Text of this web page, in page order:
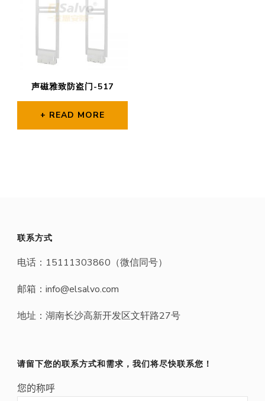
声磁雅致防盗门-517
READ MORE
联系方式
电话：15111303860（微信同号）
邮箱：info@elsalvo.com
地址：湖南长沙高新开发区文轩路27号
请留下您的联系方式和需求，我们将尽快联系您！
您的称呼